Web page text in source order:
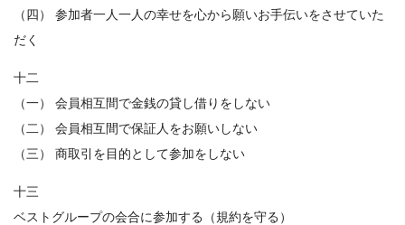
（四） 参加者一人一人の幸せを心から願いお手伝いをさせていた
だく
十二
（一） 会員相互間で金銭の貸し借りをしない
（二） 会員相互間で保証人をお願いしない
（三） 商取引を目的として参加をしない
十三
ベストグループの会合に参加する（規約を守る）